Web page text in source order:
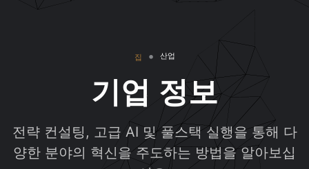
집 산업
기업 정보
전략 컨설팅, 고급 AI 및 풀스택 실행을 통해 다
양한 분야의 혁신을 주도하는 방법을 알아보십